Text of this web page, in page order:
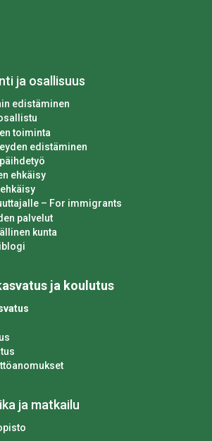
ja osallisuus
edistäminen
toiminta
edistäminen
ehkäisy
– For immigrants
palvelut
kunta
ja koulutus
ja matkailu